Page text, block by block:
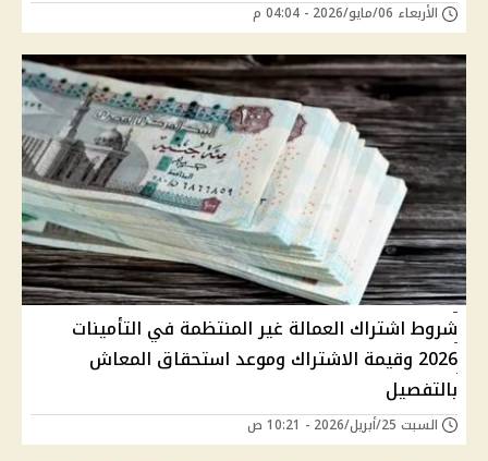
الأربعاء 06/مايو/2026 - 04:04 م
شروط اشتراك العمالة غير المنتظمة في التأمينات
2026 وقيمة الاشتراك وموعد استحقاق المعاش
بالتفصيل
السبت 25/أبريل/2026 - 10:21 ص